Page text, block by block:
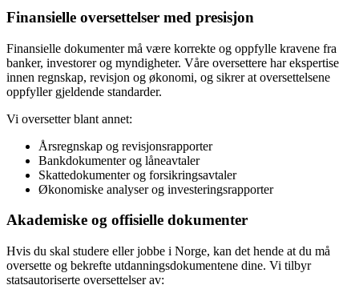
Finansielle oversettelser med presisjon
Finansielle dokumenter må være korrekte og oppfylle kravene fra
banker, investorer og myndigheter. Våre oversettere har ekspertise
innen regnskap, revisjon og økonomi, og sikrer at oversettelsene
oppfyller gjeldende standarder.
Vi oversetter blant annet:
Årsregnskap og revisjonsrapporter
Bankdokumenter og låneavtaler
Skattedokumenter og forsikringsavtaler
Økonomiske analyser og investeringsrapporter
Akademiske og offisielle dokumenter
Hvis du skal studere eller jobbe i Norge, kan det hende at du må
oversette og bekrefte utdanningsdokumentene dine. Vi tilbyr
statsautoriserte oversettelser av: